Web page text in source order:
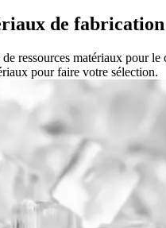
de fabrication
ressources matériaux pour
pour faire votre sélection.